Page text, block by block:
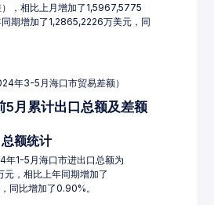
，相比上月增加了1,5967,5775
期增加了1,2865,2226万美元，同
年3-5月海口市贸易差额）
5月累计出口总额及差额
总额统计
年1-5月海口市进出口总额为
，相比上年同期增加了
同比增加了0.90%。